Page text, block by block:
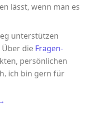
lässt, wenn man es
unterstützen
die Fragen-
persönlichen
ich bin gern für